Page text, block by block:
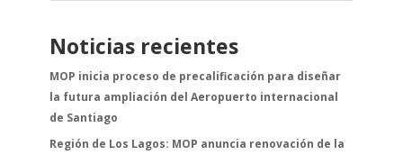
Noticias recientes
MOP inicia proceso de precalificación para diseñar
la futura ampliación del Aeropuerto internacional
de Santiago
Región de Los Lagos: MOP anuncia renovación de la